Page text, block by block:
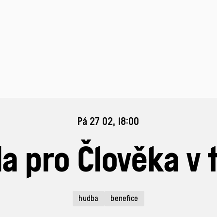
Pá 27 02, 18:00
pro Člověka v
hudba benefice